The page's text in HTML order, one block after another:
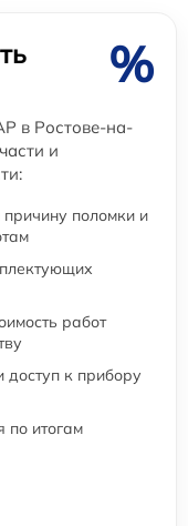
%
в Ростове-на-
и
поломки и
работ
доступ к прибору
по итогам